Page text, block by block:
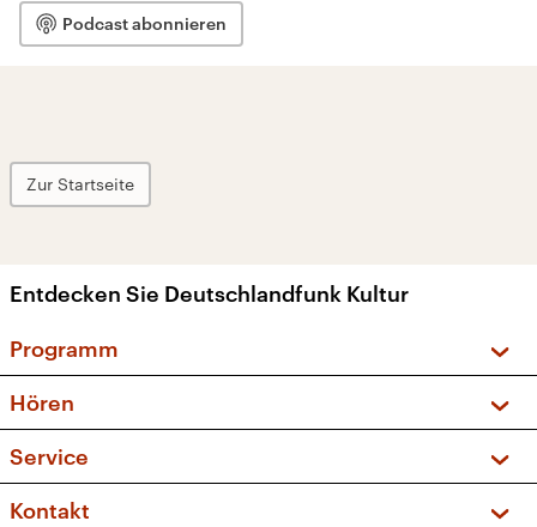
Podcast abonnieren
Zur Startseite
Entdecken Sie Deutschlandfunk Kultur
Programm
Sendungen und Podcasts
Musikliste
Kakadu – Das Kinderprogramm
Hören
Frequenzen (UKW + DAB+)
Service
FAQ
Kontakt